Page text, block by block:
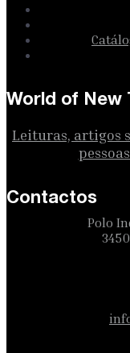
World of New
Leituras, artigos
Contactos
Polo